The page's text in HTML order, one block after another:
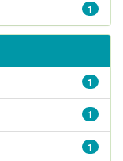
1
1
1
1